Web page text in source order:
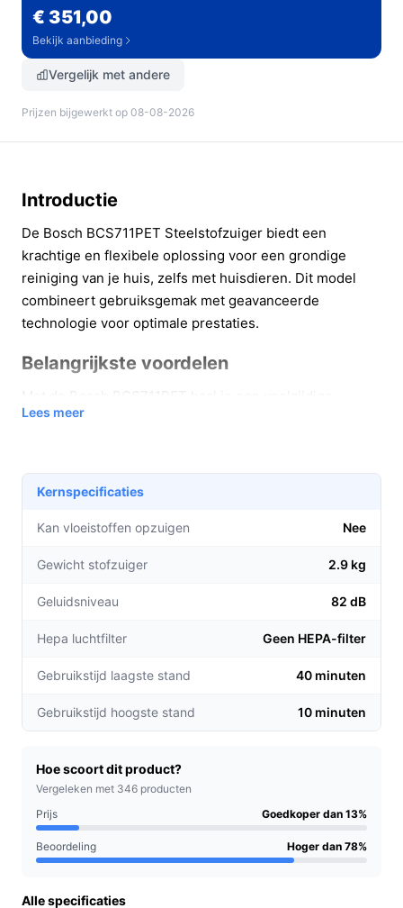
€ 351,00
Bekijk aanbieding
Vergelijk met andere
Prijzen bijgewerkt op 08-08-2026
Introductie
De Bosch BCS711PET Steelstofzuiger biedt een
krachtige en flexibele oplossing voor een grondige
reiniging van je huis, zelfs met huisdieren. Dit model
combineert gebruiksgemak met geavanceerde
technologie voor optimale prestaties.
Belangrijkste voordelen
stofzuiger in huis die speciaal is ontworpen om aan de
Intensieve reiniging:De AllFloor ProAnimal Borstel
verwijdert moeiteloos dierenharen van diverse
vloertypes, van tapijt tot houten vloeren.
kun je je vrij bewegen door je huis zonder te
minuten op de laagste stand, kun je langdurig
Deze steelstofzuiger is ideaal voor huisdiereigenaren
voor iedereen die een flexibele en krachtige stofzuiger
zoekt voor hun dagelijkse schoonmaakbehoeften.
Praktische voordelen t.o.v. alternatieven
De Bosch BCS711PET onderscheidt zich van andere
Lees meer
Kernspecificaties
Kan vloeistoffen opzuigen Nee
Gewicht stofzuiger 2.9 kg
Geluidsniveau 82 dB
Hepa luchtfilter Geen HEPA-filter
Gebruikstijd laagste stand 40 minuten
Gebruikstijd hoogste stand 10 minuten
Hoe scoort dit product?
Vergeleken met 346 producten
Prijs
Goedkoper dan 13%
Beoordeling Hoger dan 78%
Alle specificaties